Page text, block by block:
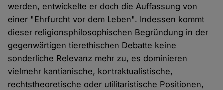
werden, entwickelte er doch die Auffassung von
einer "Ehrfurcht vor dem Leben". Indessen kommt
dieser religionsphilosophischen Begründung in der
gegenwärtigen tierethischen Debatte keine
sonderliche Relevanz mehr zu, es dominieren
vielmehr kantianische, kontraktualistische,
rechtstheoretische oder utilitaristische Positionen,